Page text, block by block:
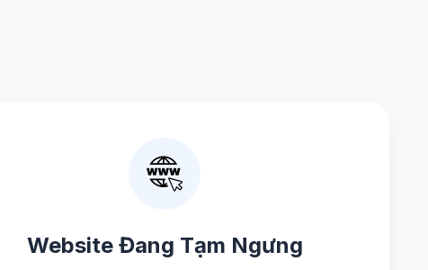
Website Đang Tạm Ngưng